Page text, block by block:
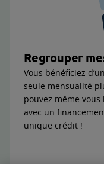
Regrouper
Vous bénéficiez
seule mensualité
pouvez même
avec un
unique crédit !